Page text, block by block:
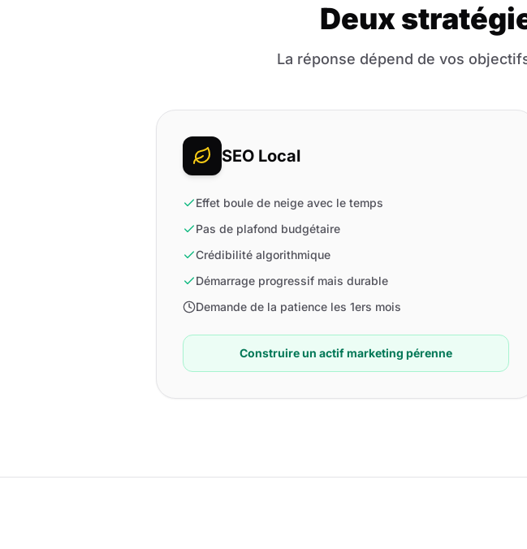
Deux
La réponse dépend de vos
SEO Local
Effet boule de neige avec le temps
Pas de plafond budgétaire
Crédibilité algorithmique
Démarrage progressif mais durable
Demande de la patience les 1ers mois
Construire un actif marketing pérenne